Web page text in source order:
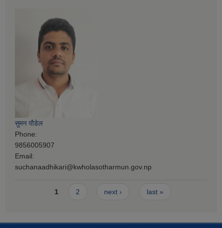
सुमन पौडेल
Phone:
9856005907
Email:
suchanaadhikari@kwholasotharmun.gov.np
Pages1 2 next › last »